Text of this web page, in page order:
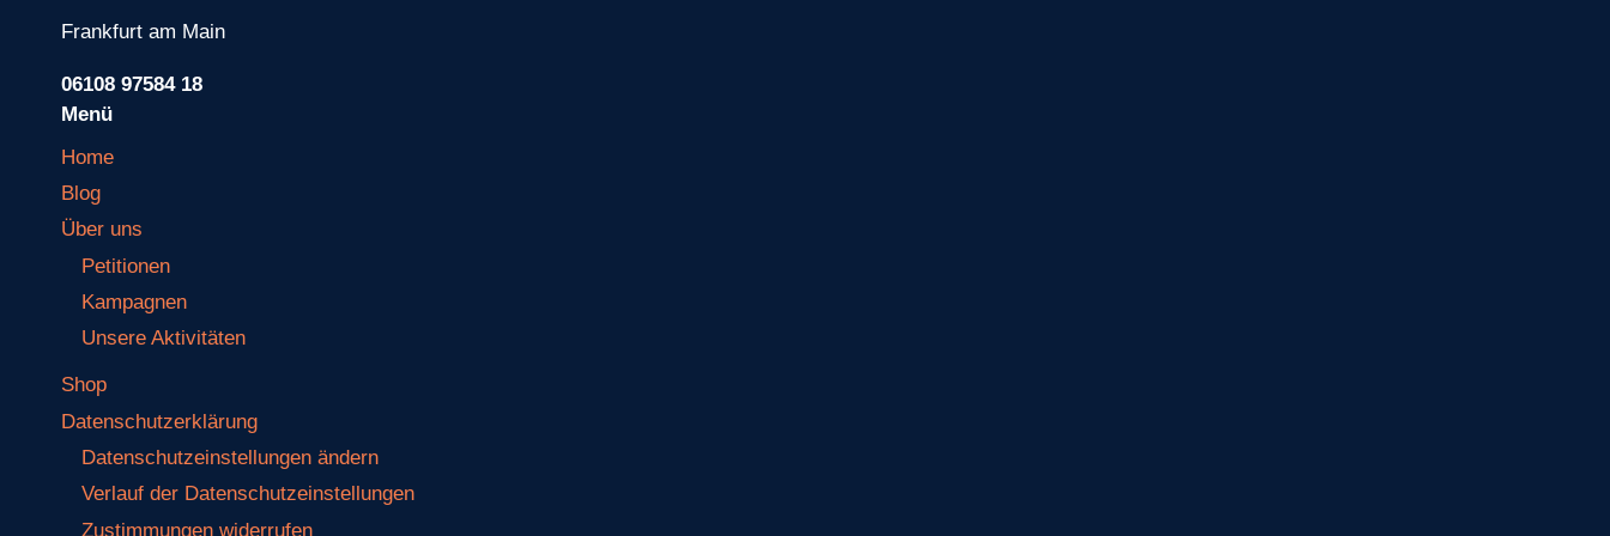
Frankfurt am Main
06108 97584 18
Menü
Home
Blog
Über uns
Petitionen
Kampagnen
Unsere Aktivitäten
Shop
Datenschutzerklärung
Datenschutzeinstellungen ändern
Verlauf der Datenschutzeinstellungen
Zustimmungen widerrufen